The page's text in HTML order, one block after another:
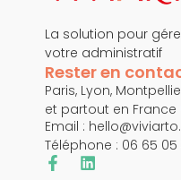
La solution pour
votre administratif
Rester en
Paris, Lyon,
et partout en France
Email :
Téléphone : 06 65 05